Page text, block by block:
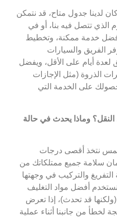
لدينا جدول متاح، قد نتمكن
الذي تتصل فيه بنا، أو في
خدمة ممكنة، وتخطيط
الفريق والسيارات
لعدة أيام على الأقل، ويفضل
الذروة (مثل الإجازات
على الخدمة التي
النقل؟ وماذا يحدث في حالة
نتخذ أقصى درجات
سلامة جميع ممتلكاتك من
والتركيب في وجهتها
أفضل مواد التغليف
قد تحدث)، إذا تعرض
لخطأ من جانبنا أثناء عملية